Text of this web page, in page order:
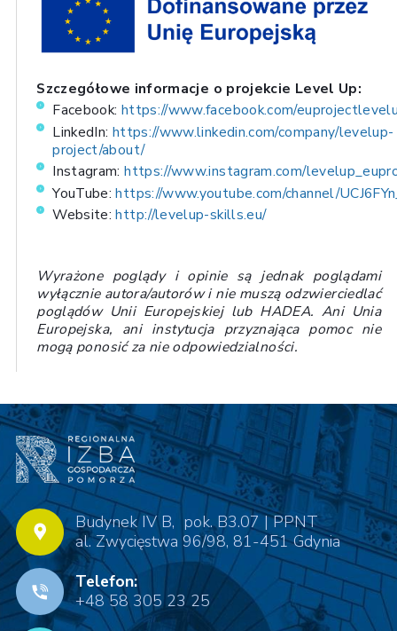
Szczegółowe informacje o projekcie Level Up:
Facebook: https://www.facebook.com/
LinkedIn: https://www.linkedin.com/company/levelup-
project/about/
Instagram:https://www.instagram.com/
YouTube:https://www.youtube.com/channel/
Website:http://levelup-skills.eu/
Wyrażone poglądy i opinie są jednak poglądami
wyłącznie autora/autorów i nie muszą odzwierciedlać
poglądów Unii Europejskiej lub HADEA. Ani Unia
Europejska, ani instytucja przyznająca pomoc nie
mogą ponosić za nie odpowiedzialności.
Budynek IV B, pok. B3.07 | PPNT
al. Zwycięstwa 96/98, 81-451 Gdynia
Telefon:
+48 58 305 23 25